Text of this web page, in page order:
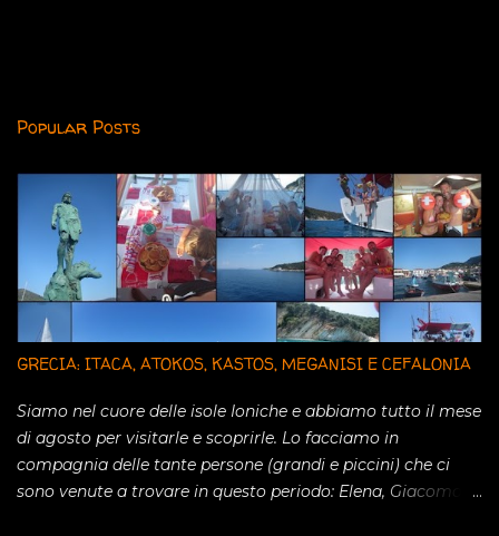
Popular Posts
GRECIA: ITACA, ATOKOS, KASTOS, MEGANISI E CEFALONIA
Siamo nel cuore delle isole Ioniche e abbiamo tutto il mese
di agosto per visitarle e scoprirle. Lo facciamo in
compagnia delle tante persone (grandi e piccini) che ci
sono venute a trovare in questo periodo: Elena, Giacomo,